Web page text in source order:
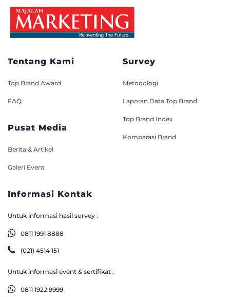
Tentang Kami
Top Brand Award
FAQ
Pusat Media
Berita & Artikel
Galeri Event
Survey
Metodologi
Laporan Data Top Brand
Top Brand Index
Komparasi Brand
Informasi Kontak
Untuk informasi hasil survey :
0811 1991 8888
(021) 4514 151
Untuk informasi event & sertifikat :
0811 1922 9999